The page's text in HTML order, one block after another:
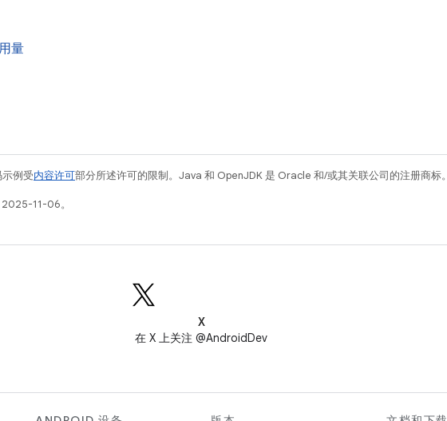
量
例受内容许可部分所述许可的限制。Java 和 OpenJDK 是 Oracle 和/或其关联公司的注册商标。
11-06。
X
在 X 上关注 @AndroidDev